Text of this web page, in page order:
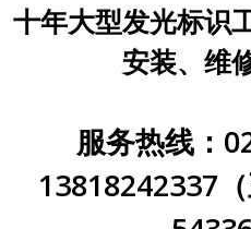
十年大型发光标识
安装、维
服务热线：
13818242337